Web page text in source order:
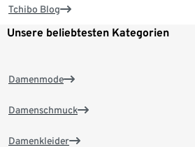
Tchibo Blog
Unsere beliebtesten Kategorien
Damenmode
Damenschmuck
Damenkleider